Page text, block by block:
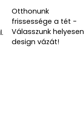
amely natúr
kapható, amely
oothonuknak.
Otthonunk
frissessége a tét -
Válasszunk helyesen
design vázát!